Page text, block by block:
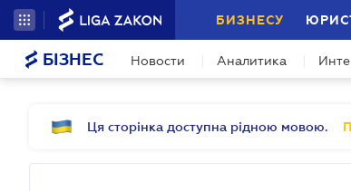
БИЗНЕСУ
БІЗНЕС Новости Аналитика
Ця сторінка доступна рідною мовою.